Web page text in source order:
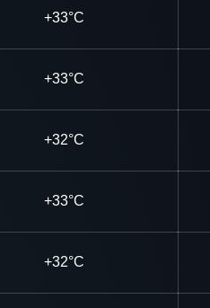
+33°C
+33°C
+32°C
+33°C
+32°C